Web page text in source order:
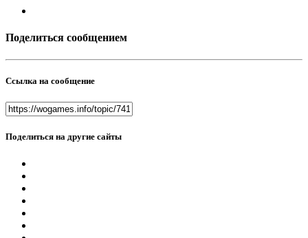
Поделиться сообщением
Ссылка на сообщение
Поделиться на другие сайты